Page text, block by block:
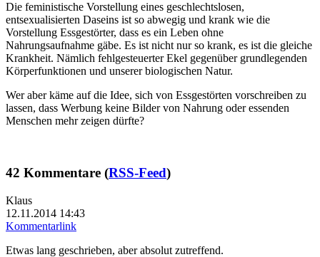
Die feministische Vorstellung eines geschlechtslosen,
entsexualisierten Daseins ist so abwegig und krank wie die
Vorstellung Essgestörter, dass es ein Leben ohne
Nahrungsaufnahme gäbe. Es ist nicht nur so krank, es ist die gleiche
Krankheit. Nämlich fehlgesteuerter Ekel gegenüber grundlegenden
Körperfunktionen und unserer biologischen Natur.
Wer aber käme auf die Idee, sich von Essgestörten vorschreiben zu
lassen, dass Werbung keine Bilder von Nahrung oder essenden
Menschen mehr zeigen dürfte?
42 Kommentare (RSS-Feed)
Klaus
12.11.2014 14:43
Kommentarlink
Etwas lang geschrieben, aber absolut zutreffend.